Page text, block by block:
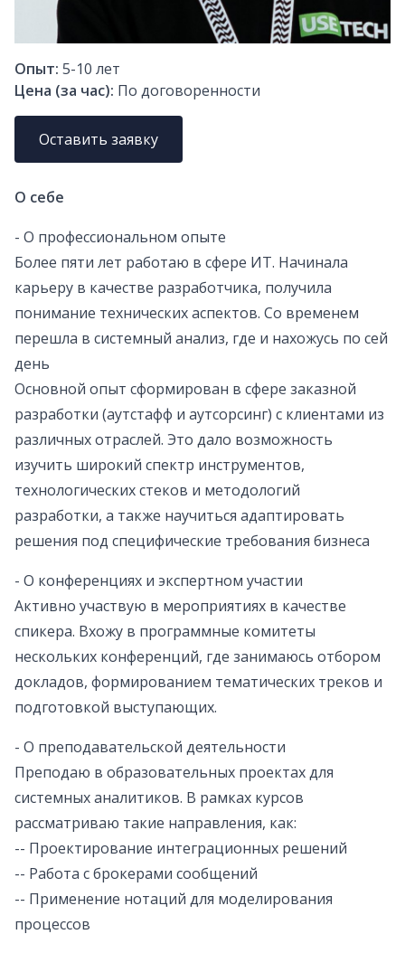
Опыт: 5-10 лет
Цена (за час): По договоренности
Оставить заявку
О себе
- О профессиональном опыте
Более пяти лет работаю в сфере ИТ. Начинала
карьеру в качестве разработчика, получила
понимание технических аспектов. Со временем
перешла в системный анализ, где и нахожусь по сей
день
Основной опыт сформирован в сфере заказной
разработки (аутстафф и аутсорсинг) с клиентами из
различных отраслей. Это дало возможность
изучить широкий спектр инструментов,
технологических стеков и методологий
разработки, а также научиться адаптировать
решения под специфические требования бизнеса
- О конференциях и экспертном участии
Активно участвую в мероприятиях в качестве
спикера. Вхожу в программные комитеты
нескольких конференций, где занимаюсь отбором
докладов, формированием тематических треков и
подготовкой выступающих.
- О преподавательской деятельности
Преподаю в образовательных проектах для
системных аналитиков. В рамках курсов
рассматриваю такие направления, как:
-- Проектирование интеграционных решений
-- Работа с брокерами сообщений
-- Применение нотаций для моделирования
процессов